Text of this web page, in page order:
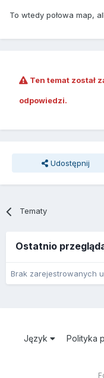
To wtedy połowa map,
Ten temat został
odpowiedzi.
Udostępnij
Tematy
Ostatnio
Brak zarejestrowanych
Język Polityka